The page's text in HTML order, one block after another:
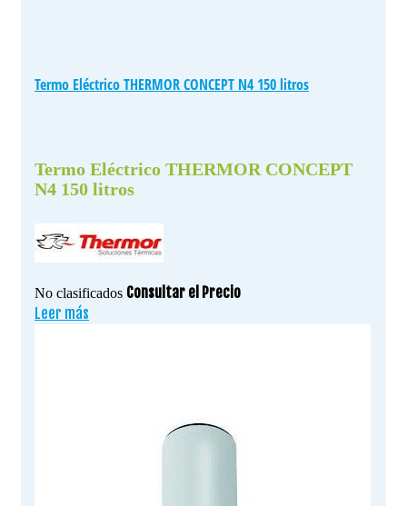
Termo Eléctrico THERMOR CONCEPT N4 150 litros
Termo Eléctrico THERMOR CONCEPT
N4 150 litros
No clasificados Consultar el Precio
Leer más